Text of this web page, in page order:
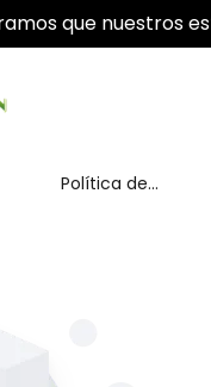
que nuestros
Política de